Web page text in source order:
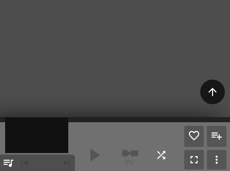
arrow_upward
queue_music play_arrow サビ
shuffle fullscreen more_vert